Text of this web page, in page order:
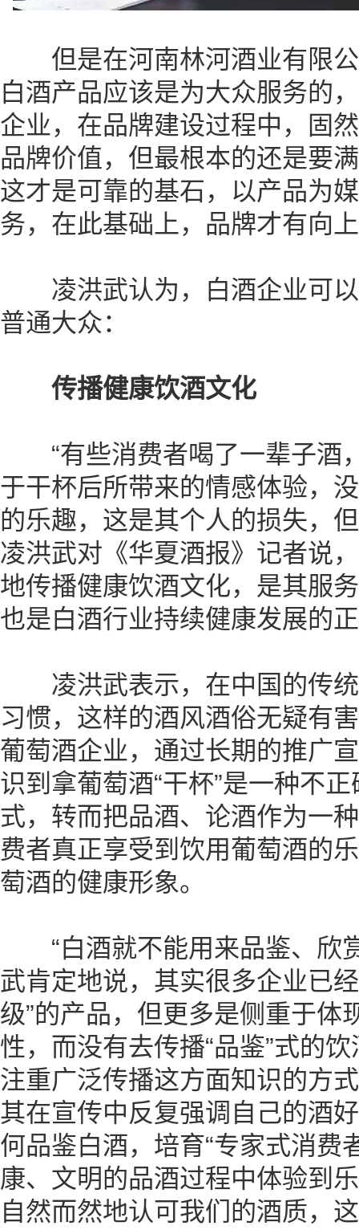
但是在河南林河酒业有限公
白酒产品应该是为大众服务的
企业，在品牌建设过程中，固
品牌价值，但最根本的还是要
这才是可靠的基石，以产品为
务，在此基础上，品牌才有向
凌洪武认为，白酒企业可以
普通大众：
传播健康饮酒文化
“有些消费者喝了一辈子酒
于干杯后所带来的情感体验，
的乐趣，这是其个人的损失，
凌洪武对《华夏酒报》记者说
地传播健康饮酒文化，是其服
也是白酒行业持续健康发展的
凌洪武表示，在中国的传统
习惯，这样的酒风酒俗无疑有
葡萄酒企业，通过长期的推广
识到拿葡萄酒“干杯”是一种不
式，转而把品酒、论酒作为一
费者真正享受到饮用葡萄酒的
萄酒的健康形象。
“白酒就不能用来品鉴、欣
武肯定地说，其实很多企业已
级”的产品，但更多是侧重于体
性，而没有去传播“品鉴”式的
注重广泛传播这方面知识的方
其在宣传中反复强调自己的酒
何品鉴白酒，培育“专家式消费
康、文明的品酒过程中体验到
自然而然地认可我们的酒质，